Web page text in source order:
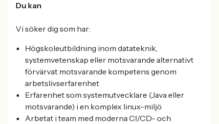
Du kan
Vi söker dig som har:
Högskoleutbildning inom datateknik,
systemvetenskap eller motsvarande alternativt
förvärvat motsvarande kompetens genom
arbetslivserfarenhet
Erfarenhet som systemutvecklare (Java eller
motsvarande) i en komplex linux-miljö
Arbetat i team med moderna CI/CD- och